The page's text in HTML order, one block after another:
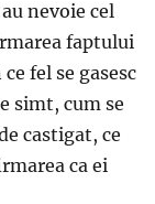
nevoie cel
faptului
fel se gasesc
simt, cum se
castigat, ce
ca ei